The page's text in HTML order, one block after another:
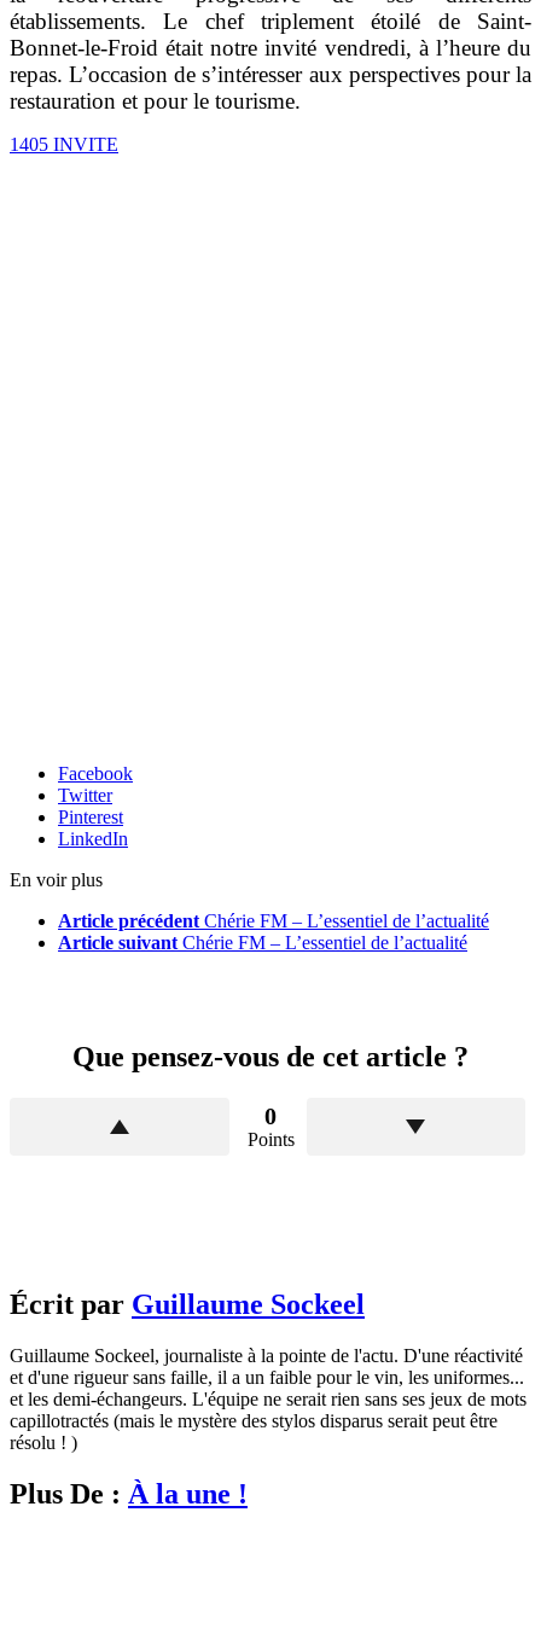
établissements. Le chef triplement étoilé de Saint-
Bonnet-le-Froid était notre invité vendredi, à l’heure du
repas. L’occasion de s’intéresser aux perspectives pour la
restauration et pour le tourisme.
1405 INVITE
Facebook
Twitter
Pinterest
LinkedIn
En voir plus
Article précédent Chérie FM – L’essentiel de l’actualité
Article suivant Chérie FM – L’essentiel de l’actualité
Que pensez-vous de cet article ?
0
Points
Écrit par Guillaume Sockeel
Guillaume Sockeel, journaliste à la pointe de l'actu. D'une réactivité
et d'une rigueur sans faille, il a un faible pour le vin, les uniformes...
et les demi-échangeurs. L'équipe ne serait rien sans ses jeux de mots
capillotractés (mais le mystère des stylos disparus serait peut être
résolu ! )
Plus De : À la une !